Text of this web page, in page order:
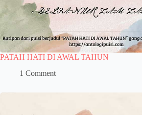
PATAH HATI DI AWAL TAHUN
1 Comment